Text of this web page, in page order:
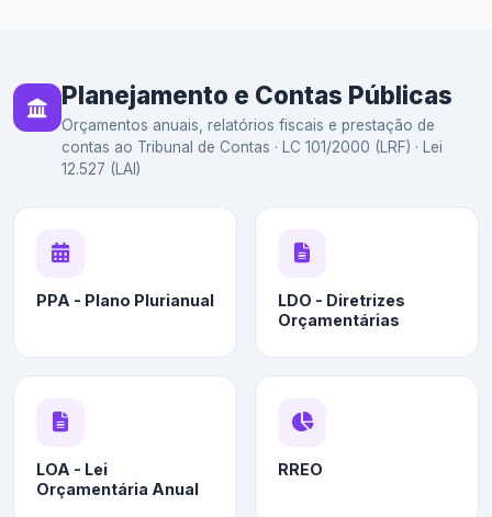
Planejamento e Contas Públicas
Orçamentos anuais, relatórios fiscais e prestação de
contas ao Tribunal de Contas · LC 101/2000 (LRF) · Lei
12.527 (LAI)
PPA - Plano Plurianual
LDO - Diretrizes
Orçamentárias
LOA - Lei
Orçamentária Anual
RREO